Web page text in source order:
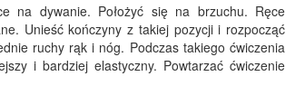
na dywanie. Położyć się na brzuchu. Ręce
Unieść kończyny z takiej pozycji i rozpocząć
ruchy rąk i nóg. Podczas takiego ćwiczenia
i bardziej elastyczny. Powtarzać ćwiczenie